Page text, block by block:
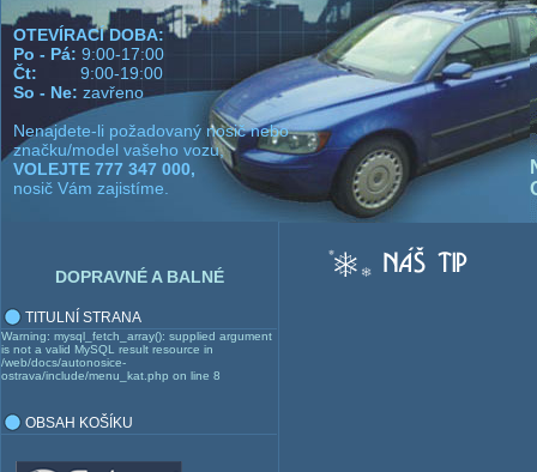
OTEVÍRACÍ DOBA:
Po - Pá: 9:00-17:00
Čt: 9:00-19:00
So - Ne: zavřeno
Nenajdete-li požadovaný nosič nebo
značku/model vašeho vozu,
VOLEJTE 777 347 000,
nosič Vám zajistíme.
DOPRAVNÉ A BALNÉ
TITULNÍ STRANA
Warning: mysql_fetch_array(): supplied argument
is not a valid MySQL result resource in
/web/docs/autonosice-
ostrava/include/menu_kat.php on line 8
OBSAH KOŠÍKU